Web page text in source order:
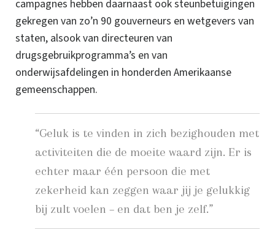
campagnes hebben daarnaast ook steunbetuigingen
gekregen van zo’n 90 gouverneurs en wetgevers van
staten, alsook van directeuren van
drugsgebruikprogramma’s en van
onderwijsafdelingen in honderden Amerikaanse
gemeenschappen.
“Geluk is te vinden in zich bezighouden met
activiteiten die de moeite waard zijn. Er is
echter maar één persoon die met
zekerheid kan zeggen waar jij je gelukkig
bij zult voelen – en dat ben je zelf.”